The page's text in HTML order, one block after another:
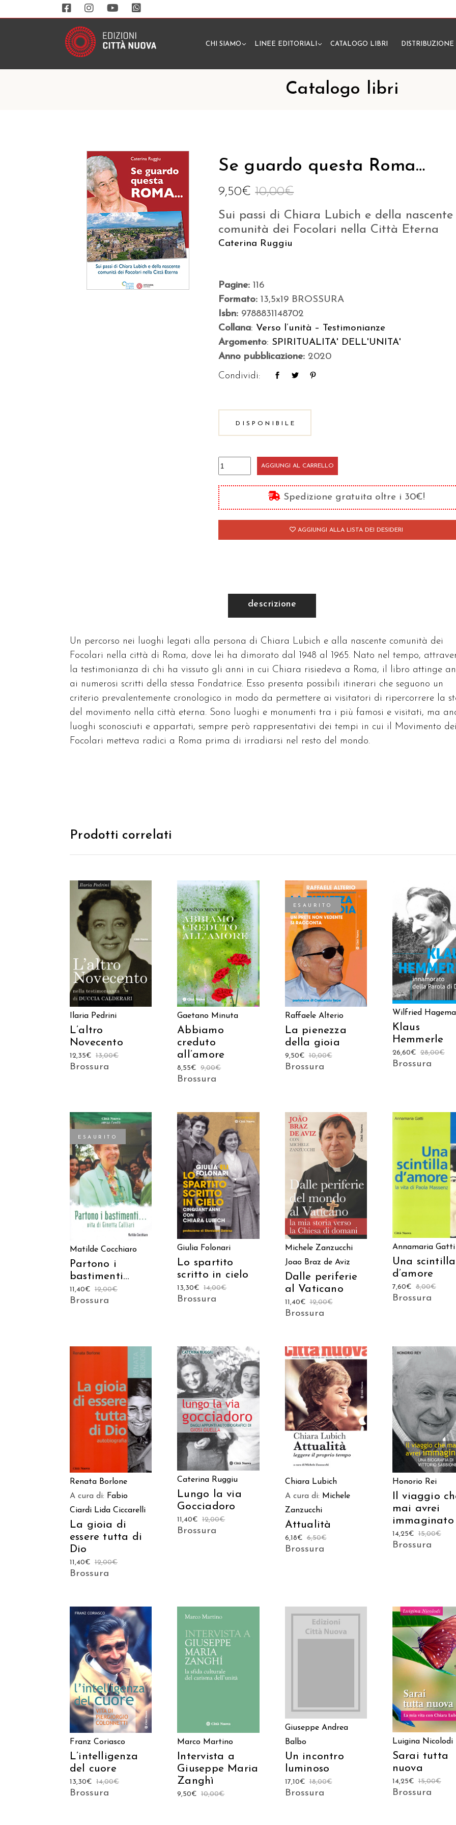
CHI SIAMO LINEE EDITORIALI CATALOGO LIBRI DISTRIBUZIONE
Catalogo libri
Se guardo questa Roma…
10,00€
9,50€
Sui passi di Chiara Lubich e della nascente
comunità dei Focolari nella Città Eterna
Caterina Ruggiu
Pagine:116
Formato:13,5x19 BROSSURA
Isbn: 9788831148702
Collana: Verso l’unità – Testimonianze
Argomento: SPIRITUALITA' DELL'UNITA'
Anno pubblicazione: 2020
Condividi:
DISPONIBILE
Se
guardo
questa
Roma...
quantità
AGGIUNGI AL CARRELLO
Spedizione gratuita oltre i 30€!
AGGIUNGI ALLA LISTA DEI DESIDERI
descrizione
Un percorso nei luoghi legati alla persona di Chiara Lubich e alla nascente comunità dei
Focolari nella città di Roma, dove lei ha dimorato dal 1948 al 1965. Nato nel tempo,
la testimonianza di chi ha vissuto gli anni in cui Chiara risiedeva a Roma, il libro attinge
ai numerosi scritti della stessa Fondatrice. Esso presenta possibili itinerari che seguono un
criterio prevalentemente cronologico in modo da permettere ai visitatori di ripercorrere la
del movimento nella città eterna. Sono luoghi e monumenti tra i più famosi e visitati, ma
luoghi sconosciuti e appartati, sempre però rappresentativi dei tempi in cui il Movimento
Focolari metteva radici a Roma prima di irradiarsi nel resto del mondo.
Prodotti correlati
AGGIUNGI AL
CARRELLO
Ilaria Pedrini
L’altro
Novecento
13,00€
12,35€
Brossura
AGGIUNGI AL
CARRELLO
Gaetano Minuta
Abbiamo
creduto
all’amore
9,00€
8,55€
Brossura
ESAURITO
LEGGI TUTTO
Raffaele Alterio
La pienezza
della gioia
10,00€
9,50€
Brossura
AGGIUNGI AL
CARRELLO
Wilfried
Klaus
Hemmerle
28,00€
26,60€
Brossura
ESAURITO
LEGGI TUTTO
Matilde Cocchiaro
Partono i
bastimenti…
12,00€
11,40€
Brossura
AGGIUNGI AL
CARRELLO
Giulia Folonari
Lo spartito
scritto in cielo
14,00€
13,30€
Brossura
AGGIUNGI AL
CARRELLO
Michele Zanzucchi
Joao Braz de Aviz
Dalle periferie
al Vaticano
12,00€
11,40€
Brossura
AGGIUNGI AL
CARRELLO
Annamaria Gatti
Una scintilla
d’amore
8,00€
7,60€
Brossura
AGGIUNGI AL
CARRELLO
Renata Borlone
A cura di: Fabio
Ciardi Lida Ciccarelli
La gioia di
essere tutta di
Dio
12,00€
11,40€
Brossura
AGGIUNGI AL
CARRELLO
Caterina Ruggiu
Lungo la via
Gocciadoro
12,00€
11,40€
Brossura
AGGIUNGI AL
CARRELLO
Chiara Lubich
A cura di: Michele
Zanzucchi
Attualità
6,50€
6,18€
Brossura
AGGIUNGI AL
CARRELLO
Honorio Rei
Il viaggio
mai avrei
immaginato
15,00€
14,25€
Brossura
AGGIUNGI AL
CARRELLO
Franz Coriasco
L’intelligenza
del cuore
14,00€
13,30€
Brossura
AGGIUNGI AL
CARRELLO
Marco Martino
Intervista a
Giuseppe Maria
Zanghì
10,00€
9,50€
Giuseppe Andrea
Balbo
Un incontro
luminoso
18,00€
17,10€
Brossura
AGGIUNGI AL
CARRELLO
Luigina Nicolodi
Sarai tutta
nuova
15,00€
14,25€
Brossura